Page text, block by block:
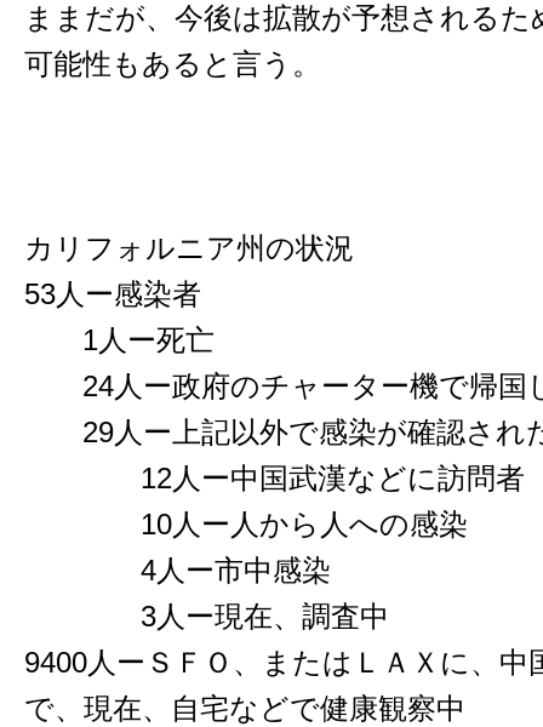
ままだが、今後は拡散が予想される
可能性もあると言う。
カリフォルニア州の状況
53人ー感染者
1人ー死亡
24人ー政府のチャーター機で帰国
29人ー上記以外で感染が確認され
12人ー中国武漢などに訪問者
10人ー人から人への感染
4人ー市中感染
3人ー現在、調査中
9400人ーＳＦＯ、またはＬＡＸに、中
で、現在、自宅などで健康観察中